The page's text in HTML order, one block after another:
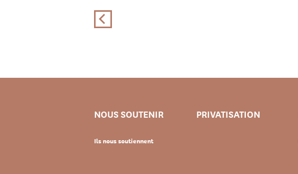
NOUS SOUTENIR
Ils nous soutiennent
PRIVATISATION